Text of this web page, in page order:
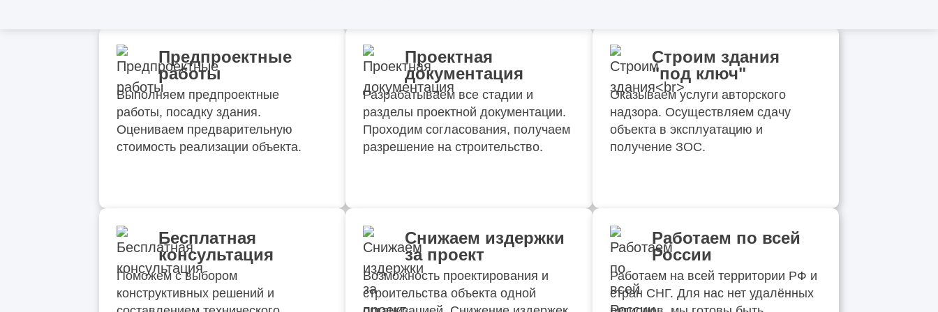
Предпроектные
работы
Выполняем предпроектные
работы, посадку здания.
Оцениваем предварительную
стоимость реализации объекта.
Проектная
документация
Разрабатываем все стадии и
разделы проектной документации.
Проходим согласования, получаем
разрешение на строительство.
Строим здания
"под ключ"
Оказываем услуги авторского
надзора. Осуществляем сдачу
объекта в эксплуатацию и
получение ЗОС.
Бесплатная
консультация
Поможем с выбором
конструктивных решений и
Снижаем издержки
за проект
Возможность проектирования и
строительства объекта одной
Работаем по всей
России
Работаем на всей территории РФ и
стран СНГ. Для нас нет удалённых